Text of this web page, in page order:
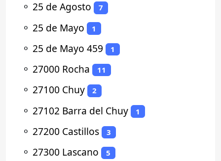
⚬ 25 de Agosto 7
⚬ 25 de Mayo 1
⚬ 25 de Mayo 459 1
⚬ 27000 Rocha 11
⚬ 27100 Chuy 2
⚬ 27102 Barra del Chuy 1
⚬ 27200 Castillos 3
⚬ 27300 Lascano 5